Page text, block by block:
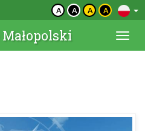
A A A A